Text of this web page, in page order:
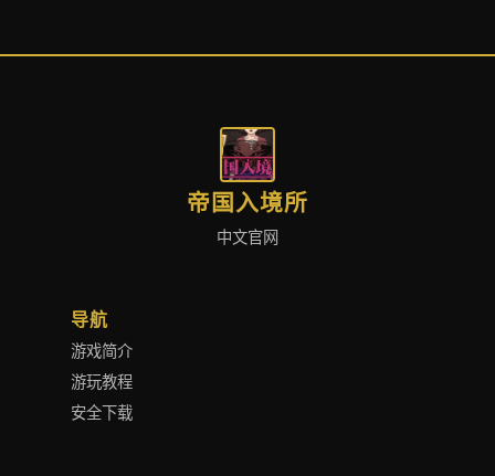
帝国入境所
中文官网
导航
游戏简介
游玩教程
安全下载